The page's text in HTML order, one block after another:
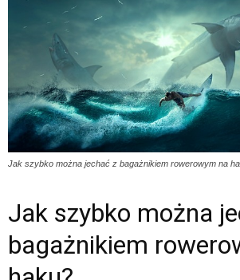
Jak szybko można jechać z bagażnikiem rowerowym na
Jak szybko można
bagażnikiem